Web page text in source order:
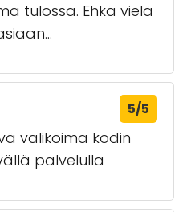
tulossa. Ehkä vielä
5/5
valikoima kodin
palvelulla